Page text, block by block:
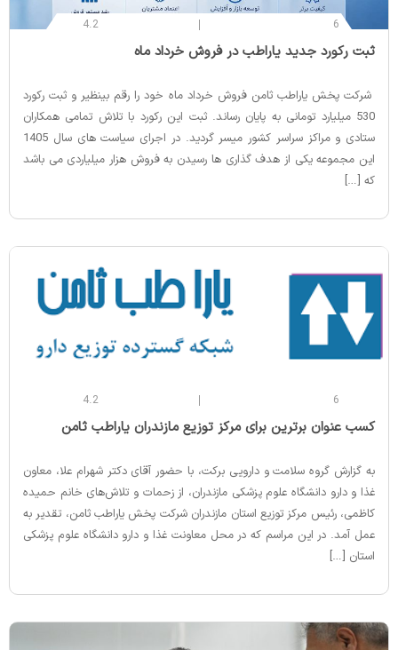
6
4.2
‌ثبت رکورد جدید یاراطب در فروش خرداد ماه
شرکت پخش یاراطب ثامن فروش خرداد ماه خود را رقم بینظیر و ثبت رکورد
530 میلیارد تومانی به پایان رساند. ثبت این رکورد با تلاش تمامی همکاران
ستادی و مراکز سراسر کشور میسر گردید. در اجرای سیاست های سال 1405
این مجموعه یکی از هدف گذاری ها رسیدن به فروش هزار میلیاردی می باشد
که […]
6
4.2
‌کسب عنوان برترین برای مرکز توزیع مازندران یاراطب ثامن
به گزارش گروه سلامت و دارویی برکت، با حضور آقای دکتر شهرام علا، معاون
غذا و دارو دانشگاه علوم پزشکی مازندران، از زحمات و تلاش‌های خانم حمیده
کاظمی، رئیس مرکز توزیع استان مازندران شرکت پخش یاراطب ثامن، تقدیر به
عمل آمد. در این مراسم که در محل معاونت غذا و دارو دانشگاه علوم پزشکی
استان […]